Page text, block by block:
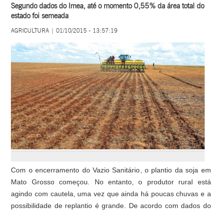
Segundo dados do Imea, até o momento 0,55% da área total do
estado foi semeada
AGRICULTURA | 01/10/2015 - 13:57:19
Com o encerramento do Vazio Sanitário, o plantio da soja em
Mato Grosso começou. No entanto, o produtor rural está
agindo com cautela, uma vez que ainda há poucas chuvas e a
possibilidade de replantio é grande. De acordo com dados do